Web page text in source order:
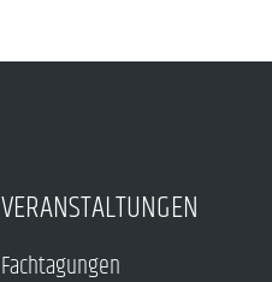
VERANSTALTUNGEN
Fachtagungen